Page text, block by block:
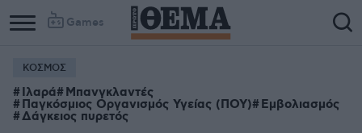
Games
ΚΟΣΜΟΣ
Ιλαρά Μπανγκλαντές
Παγκόσμιος Οργανισμός Υγείας (ΠΟΥ) Εμβολιασμός
Δάγκειος πυρετός